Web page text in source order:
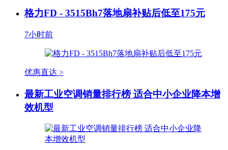
格力FD - 3515Bh7落地扇补贴后低至175元
7小时前
优惠直达 >
最新工业空调销量排行榜 适合中小企业降本增
效机型